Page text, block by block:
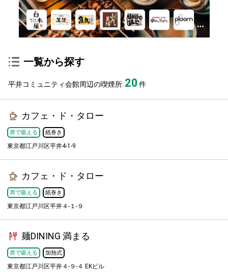
一覧から探す
平井コミュニティ会館周辺の喫煙所: 20件
カフェ・ド・タロー
席で吸える 紙巻き
東京都江戸川区平井4-1-9
カフェ・ド・タロー
席で吸える 紙巻き
東京都江戸川区平井４-１-９
麺DINING 満まる
席で吸える 加熱式
東京都江戸川区平井４-９-４ EKビル